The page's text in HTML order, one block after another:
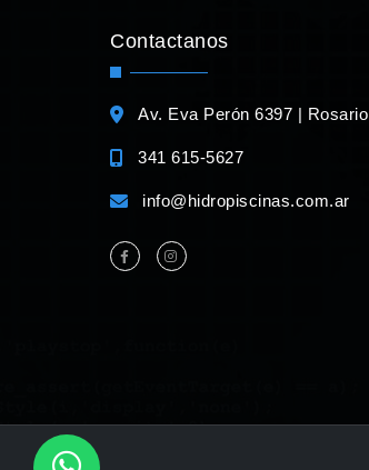
Contactanos
Av. Eva Perón 6397 | Rosario
341 615-5627
info@hidropiscinas.com.ar